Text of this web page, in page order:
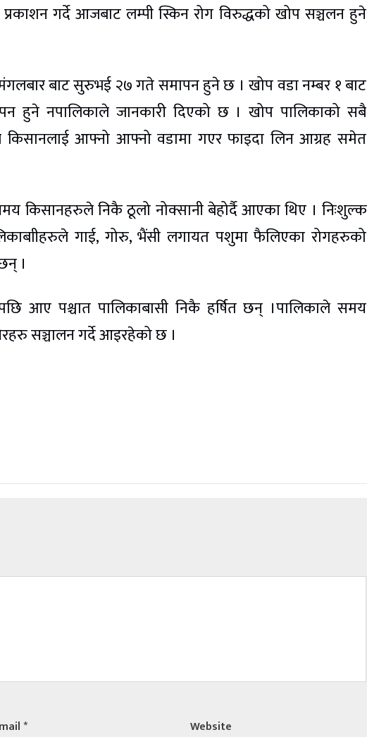
गर्दे आजबाट लम्पी स्किन रोग विरुद्धको खोप सञ्चलन हुने
बाट सुरुभई २७ गते समापन हुने छ । खोप वडा नम्बर १ बाट
हुने नपालिकाले जानकारी दिएको छ । खोप पालिकाको सबै
आफ्नो आफ्नो वडामा गएर फाइदा लिन आग्रह समेत
किसानहरुले निकै ठूलो नोक्सानी बेहोर्दै आएका थिए । निःशुल्क
गाई, गोरु, भैंसी लगायत पशुमा फैलिएका रोगहरुको
।
आए पश्चात पालिकाबासी निकै हर्षित छन् ।पालिकाले समय
सञ्चालन गर्दे आइरहेको छ ।
* Website